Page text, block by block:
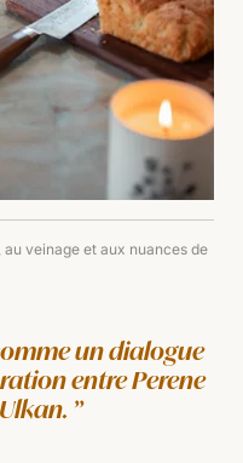
veinage et aux nuances de
un dialogue
entre Perene